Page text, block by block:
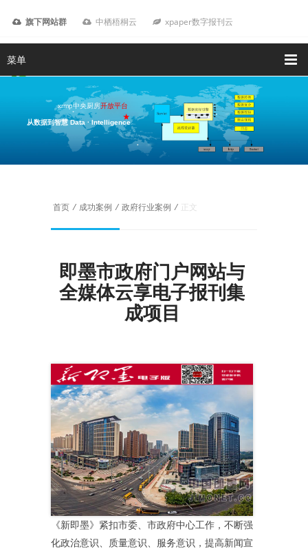
旗下网站群 中栖梧桐云 xpaper数字报刊云
菜单
xrmp中央厨房开放平台
从数据到智慧 Data · Intelligence
首页 / 成功案例 / 政府行业案例 / 正文
即墨市政府门户网站与
全媒体云享电子报刊集
成项目
《新即墨》紧扣市委、市政府中心工作，不断强
化政治意识、质量意识、服务意识，提高新闻宣